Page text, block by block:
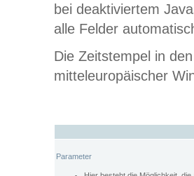
bei deaktiviertem
alle Felder
Die Zeitstempel in
mitteleuropäischer
Parameter